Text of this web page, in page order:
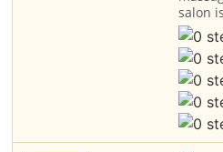
salon